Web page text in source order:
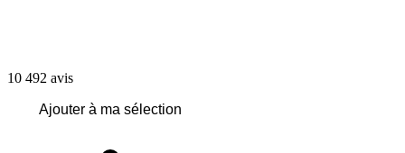
10 492 avis
Ajouter à ma sélection